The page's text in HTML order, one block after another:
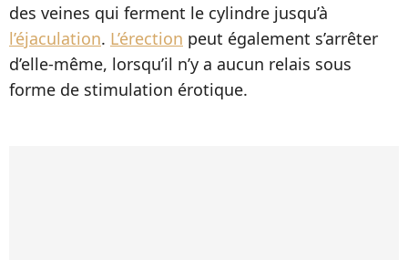
des veines qui ferment le cylindre jusqu’à
l’éjaculation. L’érection peut également s’arrêter
d’elle-même, lorsqu’il n’y a aucun relais sous
forme de stimulation érotique.